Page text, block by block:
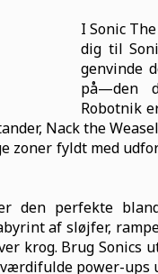
I Sonic
dig til
genvinde
på—den
Robotnik
Nack the
zoner fyldt med
den perfekte
af sløjfer,
krog. Brug Sonics
power-ups